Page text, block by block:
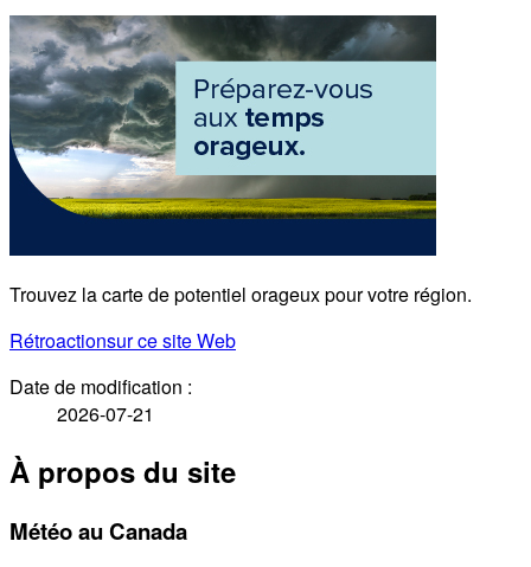
Trouvez la carte de potentiel orageux pour votre région.
Rétroactionsur ce site Web
Date de modification :
2026-07-21
À propos du site
Météo au Canada